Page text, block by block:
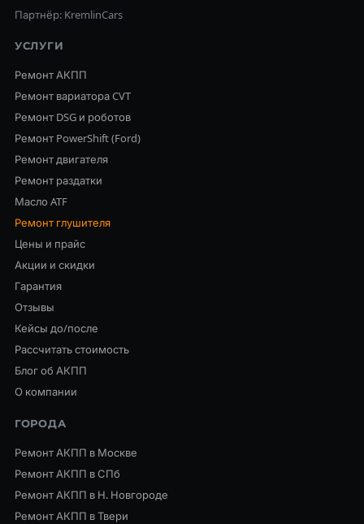
Партнёр: KremlinCars
УСЛУГИ
Ремонт АКПП
Ремонт вариатора CVT
Ремонт DSG и роботов
Ремонт PowerShift (Ford)
Ремонт двигателя
Ремонт раздатки
Масло ATF
Ремонт глушителя
Цены и прайс
Акции и скидки
Гарантия
Отзывы
Кейсы до/после
Рассчитать стоимость
Блог об АКПП
О компании
ГОРОДА
Ремонт АКПП в Москве
Ремонт АКПП в СПб
Ремонт АКПП в Н. Новгороде
Ремонт АКПП в Твери